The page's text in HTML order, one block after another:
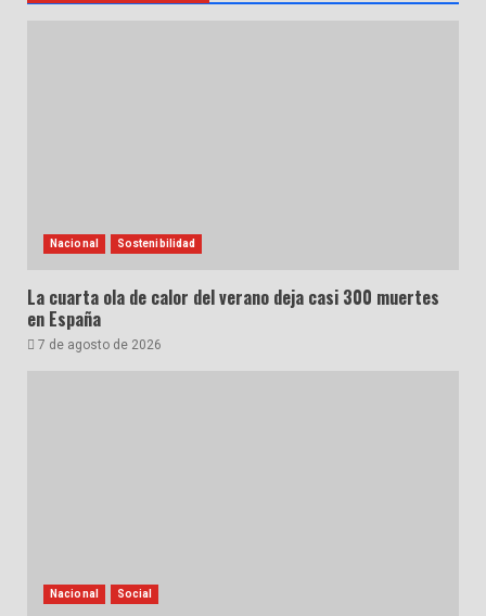
Nacional Sostenibilidad
La cuarta ola de calor del verano deja casi 300 muertes
en España
7 de agosto de 2026
Nacional Social